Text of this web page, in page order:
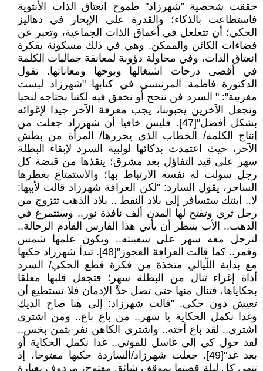
حققت شخصية "شهرزاد" طموح انعتاق الذات الأنثوية
فاستطاعت بالذكاء؛ والقدرة على الإبحار في دهاليز
الحكي؛ أن تتغلغل في أعماق الذات الجماعية، وتعبر عن
فضاءات الكائن والممكن. وهي في ذلك مسكونة بفكرة
انعتاق الذات، وفي محاولة دؤوبة لمعانقة جماليات الكلمة
في أقصى درجات اشتغالها وبوحها ومعاناتها. تقول
الدكتورة فاطمة المرنيسي في كتابها "شهرزاد ليست
مغربية": " السرد فن ننجح أو نخفق فيه لكننا نحتاجه لنحيا
ونجعل الآخرين يحبوننا، يجب معرفة الآخر جيدا لإغوائه
بشكل أفضل"[47]. فليس خافيا أن شهرزاد جعلت من
إنتاج الكلمة/ الخطاب الذي يحررها/ المرأة من بطش
الآخر، حيث اعتمدت بدكائها لولبية السرد لإبقاء البطلة
سهر على قيد التفاؤل بغد مشرق؛ ينقذها من قبضة كل
رجل سولت له نفسه الارتباط بها؛ والاستمتاع بعطرها
الساحر، يقول السارد: "لكن العرافة شهرزاد قالت لأبيها:
لا.. ابنتك ستسافر إلى بلاد النفط .. بلاد الذهب تتزوج من
رجل ثري وتفتح لها المدن ألف نافذة نور.. وستتمرغ في
الذهب.. الأب ينتظر أن يأتي هذا الفارس القادم الرحالة..
لترحل معه سهر على سفينته.. ويكون علمها شمس
وقمر.. كما قالت العرافة العجوز"[48]. تبدأ شهرزاد حكيها
مع بداية اللّيالي متخذة من فكرة قطع الحكي/ السرد
أداة إغراء تنال من البطلة سهر؛ فتجعل قلبها معلقا
بحكاياها، فتنال منها حتى تصل حدَّ الإدمان فلا تستطيع أن
تعيش دون حكي. "قالت شهرزاد: إلى هنا صاح الديك
وغدا نكمل الحكاية يا سهر.. من باع باع.. ومن اشترى
اشترى.. لقد باع أخته.. واشترى الكاهن نفر بثمن بخس..
لقد حول كي إلى غاسل للموتى.. غدا نكمل الحكاية أو
بعد غد"[49]. جعلت شهرزاد/الساردة حكيها مفتوحا، إذ
تنهي كل ليلة قصتها بموقف شائق مفتوح، مردوف بعبارة